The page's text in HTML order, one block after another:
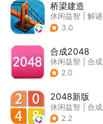
桥梁建造
休闲益智 解谜
| 清新
3.0
合成2048
休闲益智 合成
2.0
2048新版
休闲益智 合成
| 2048
2.2